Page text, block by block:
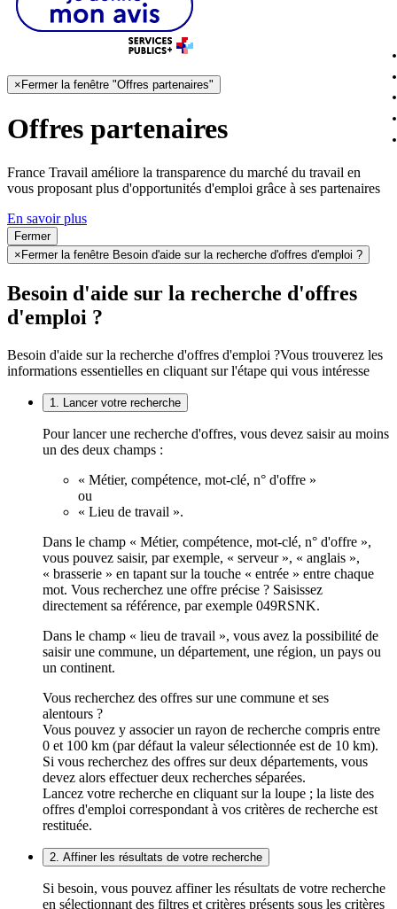
× Fermer la fenêtre "Offres partenaires"
Offres partenaires
France Travail améliore la transparence du marché du travail en
vous proposant plus d'opportunités d'emploi grâce à ses partenaires
En savoir plus
Fermer
× Fermer la fenêtre Besoin d'aide sur la recherche d'offres d'emploi ?
Besoin d'aide sur la recherche d'offres
d'emploi ?
Besoin d'aide sur la recherche d'offres d'emploi ?Vous trouverez les
informations essentielles en cliquant sur l'étape qui vous intéresse
1. Lancer votre recherche
Pour lancer une recherche d'offres, vous devez saisir au moins
un des deux champs :
« Métier, compétence, mot-clé, n° d'offre »
ou
« Lieu de travail ».
Dans le champ « Métier, compétence, mot-clé, n° d'offre »,
vous pouvez saisir, par exemple, « serveur », « anglais »,
« brasserie » en tapant sur la touche « entrée » entre chaque
mot. Vous recherchez une offre précise ? Saisissez
directement sa référence, par exemple 049RSNK.
Dans le champ « lieu de travail », vous avez la possibilité de
saisir une commune, un département, une région, un pays ou
un continent.
Vous recherchez des offres sur une commune et ses
alentours ?
Vous pouvez y associer un rayon de recherche compris entre
0 et 100 km (par défaut la valeur sélectionnée est de 10 km).
Si vous recherchez des offres sur deux départements, vous
devez alors effectuer deux recherches séparées.
Lancez votre recherche en cliquant sur la loupe ; la liste des
offres d'emploi correspondant à vos critères de recherche est
restituée.
2. Affiner les résultats de votre recherche
Si besoin, vous pouvez affiner les résultats de votre recherche
en sélectionnant des filtres et critères présents sous les critères